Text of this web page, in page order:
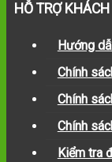
HỖ TRỢ
Hướng
Chính
Chính
Chính
Kiểm tra